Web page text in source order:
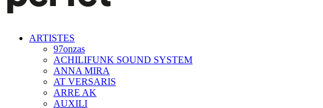
ARTISTES
97onzas
ACHILIFUNK SOUND SYSTEM
ANNA MIRA
AT VERSARIS
ARRE AK
AUXILI